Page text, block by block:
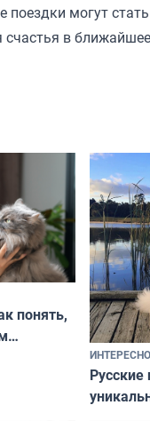
могут
счастья в
понять,